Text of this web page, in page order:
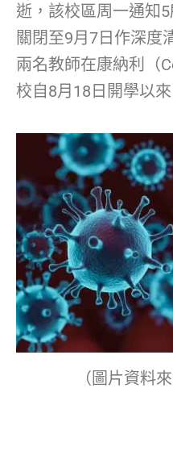
逝，該校區周一通知
關閉至9月7日作深度
兩名教師在康納利（
校自8月18日開學以
（圖片資料